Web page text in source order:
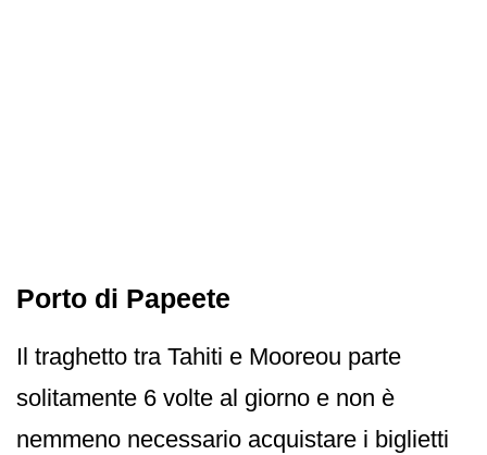
Porto di Papeete
Il traghetto tra Tahiti e Mooreou parte
solitamente 6 volte al giorno e non è
nemmeno necessario acquistare i biglietti